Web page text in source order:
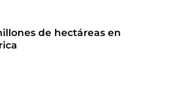
de hectáreas en